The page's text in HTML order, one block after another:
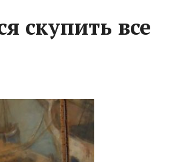
скупить все